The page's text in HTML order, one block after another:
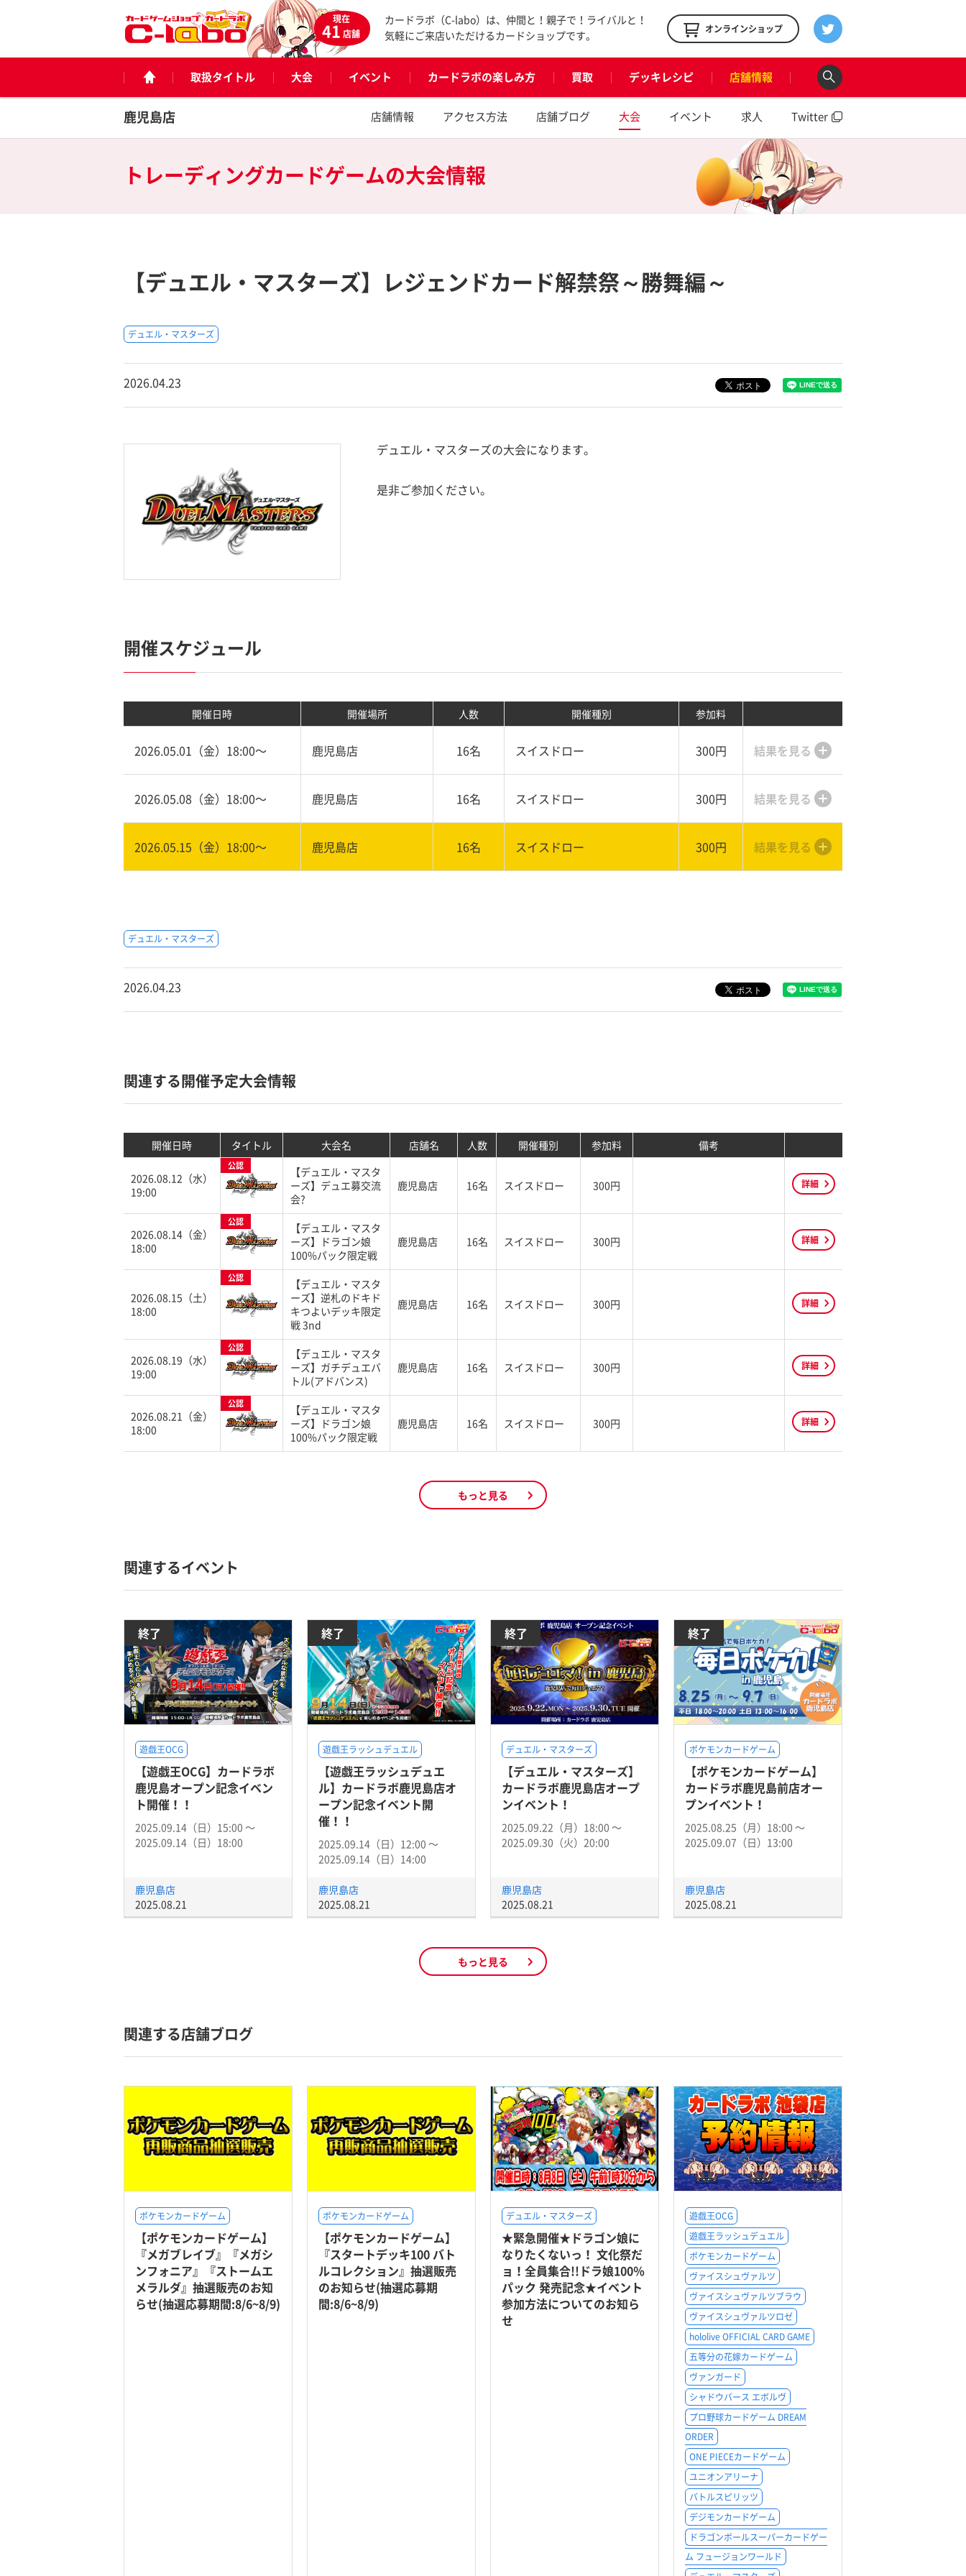
現在
41店舗
カードラボ（C-labo）は、仲間と！親子で！ライバルと！
気軽にご来店いただけるカードショップです。
オンラインショップ
取扱タイトル 大会 イベント カードラボの楽しみ方 買取 デッキレシピ 店舗情報
鹿児島店 店舗情報 アクセス方法 店舗ブログ 大会 イベント 求人 Twitter
トレーディングカードゲームの大会情報
【デュエル・マスターズ】レジェンドカード解禁祭～勝舞編～
デュエル・マスターズ
2026.04.23
デュエル・マスターズの大会になります。
是非ご参加ください。
開催スケジュール
開催日時 開催場所 人数 開催種別 参加料
2026.05.01（金）18:00〜 鹿児島店 16名 スイスドロー 300円 結果を見る
2026.05.08（金）18:00〜 鹿児島店 16名 スイスドロー 300円 結果を見る
2026.05.15（金）18:00〜 鹿児島店 16名 スイスドロー 300円 結果を見る
デュエル・マスターズ
2026.04.23
関連する開催予定大会情報
開催日時 タイトル 大会名 店舗名 人数 開催種別 参加料 備考
2026.08.12（水）
19:00
公認
【デュエル・マスタ
ーズ】デュエ募交流
会?
鹿児島店 16名 スイスドロー 300円 詳細
2026.08.14（金）
18:00
公認
【デュエル・マスタ
ーズ】ドラゴン娘
100%パック限定戦
鹿児島店 16名 スイスドロー 300円 詳細
2026.08.15（土）
18:00
公認
【デュエル・マスタ
ーズ】逆札のドキド
キつよいデッキ限定
戦 3nd
鹿児島店 16名 スイスドロー 300円 詳細
2026.08.19（水）
19:00
公認
【デュエル・マスタ
ーズ】ガチデュエバ
トル(アドバンス)
鹿児島店 16名 スイスドロー 300円 詳細
2026.08.21（金）
18:00
公認
【デュエル・マスタ
ーズ】ドラゴン娘
100%パック限定戦
鹿児島店 16名 スイスドロー 300円 詳細
もっと見る
関連するイベント
終了
遊戯王OCG
【遊戯王OCG】カードラボ
鹿児島オープン記念イベン
ト開催！！
2025.09.14（日）15:00 〜
2025.09.14（日）18:00
鹿児島店
2025.08.21
終了
遊戯王ラッシュデュエル
【遊戯王ラッシュデュエ
ル】カードラボ鹿児島店オ
ープン記念イベント開
催！！
2025.09.14（日）12:00 〜
2025.09.14（日）14:00
鹿児島店
2025.08.21
終了
デュエル・マスターズ
【デュエル・マスターズ】
カードラボ鹿児島店オープ
ンイベント！
2025.09.22（月）18:00 〜
2025.09.30（火）20:00
鹿児島店
2025.08.21
終了
ポケモンカードゲーム
【ポケモンカードゲーム】
カードラボ鹿児島前店オー
プンイベント！
2025.08.25（月）18:00 〜
2025.09.07（日）13:00
鹿児島店
2025.08.21
もっと見る
関連する店舗ブログ
ポケモンカードゲーム
【ポケモンカードゲーム】
『メガブレイブ』『メガシ
ンフォニア』『ストームエ
メラルダ』抽選販売のお知
らせ(抽選応募期間:8/6~8/9)
ポケモンカードゲーム
【ポケモンカードゲーム】
『スタートデッキ100 バト
ルコレクション』抽選販売
のお知らせ(抽選応募期
間:8/6~8/9)
デュエル・マスターズ
★緊急開催★ドラゴン娘に
なりたくないっ！ 文化祭だ
ョ！全員集合!!ドラ娘100％
パック 発売記念★イベント
参加方法についてのお知ら
せ
遊戯王OCG
遊戯王ラッシュデュエル
ポケモンカードゲーム
ヴァイスシュヴァルツ
ヴァイスシュヴァルツブラウ
ヴァイスシュヴァルツロゼ
hololive OFFICIAL CARD GAME
五等分の花嫁カードゲーム
ヴァンガード
シャドウバース エボルヴ
プロ野球カードゲーム DREAM
ORDER
ONE PIECEカードゲーム
ユニオンアリーナ
バトルスピリッツ
デジモンカードゲーム
ドラゴンボールスーパーカードゲー
ム フュージョンワールド